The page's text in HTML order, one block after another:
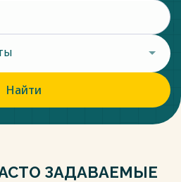
Найти
ЗАДАВАЕМЫЕ